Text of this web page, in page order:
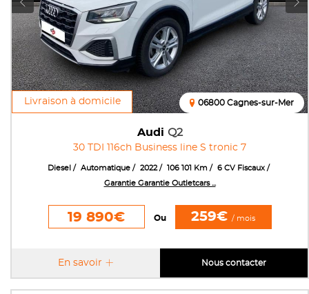
Livraison à domicile
Audi Q2
30 TDI 116ch Business line S tronic 7
06800 Cagnes-sur-Mer
Diesel Automatique 2022 106 101 Km
6 CV Fiscaux
Garantie Garantie Outletcars ...
19 890€ Ou 259€ / mois
En savoir Nous contacter